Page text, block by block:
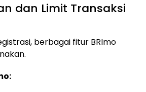
dan Limit Transaksi
berbagai fitur BRImo